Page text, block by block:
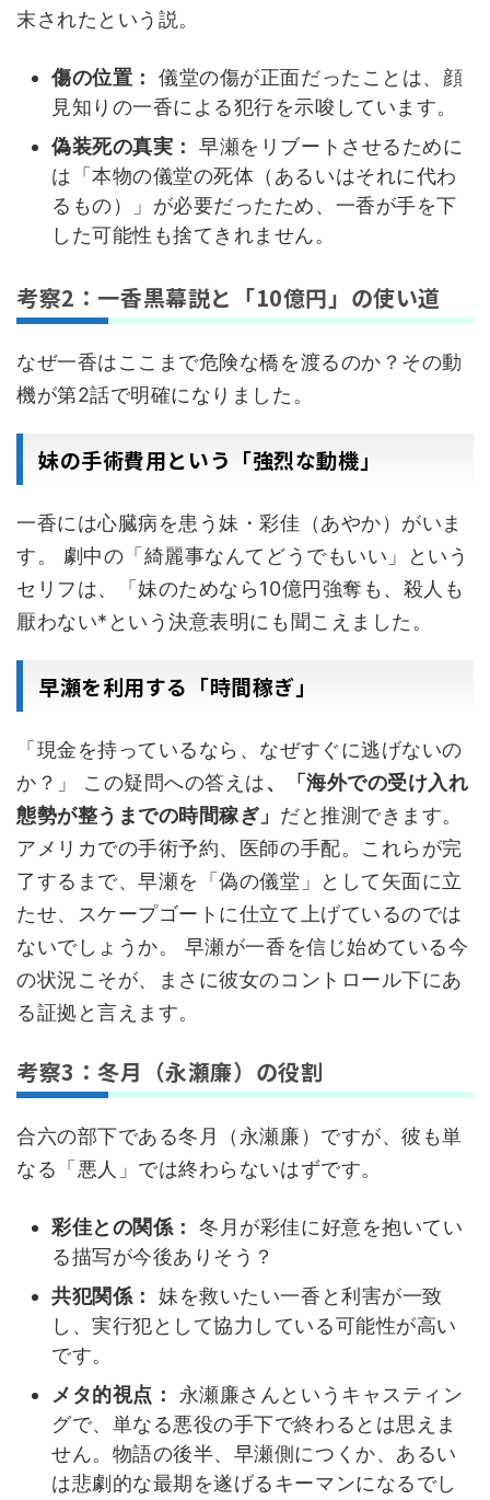
末されたという説。
傷の位置：
儀堂の傷が正面だったことは、顔
見知りの一香による犯行を示唆しています。
偽装死の真実：
早瀬をリブートさせるために
は「本物の儀堂の死体（あるいはそれに代わ
るもの）」が必要だったため、一香が手を下
した可能性も捨てきれません。
考察2：一香黒幕説と「10億円」の使い道
なぜ一香はここまで危険な橋を渡るのか？その動
機が第2話で明確になりました。
妹の手術費用という「強烈な動機」
一香には心臓病を患う妹・彩佳（あやか）がいま
す。 劇中の「綺麗事なんてどうでもいい」という
セリフは、「妹のためなら10億円強奪も、殺人も
厭わない*という決意表明にも聞こえました。
早瀬を利用する「時間稼ぎ」
「現金を持っているなら、なぜすぐに逃げないの
か？」 この疑問への答えは、「海外での受け入れ
態勢が整うまでの時間稼ぎ」 だと推測できます。
アメリカでの手術予約、医師の手配。これらが完
了するまで、早瀬を「偽の儀堂」として矢面に立
たせ、スケープゴートに仕立て上げているのでは
ないでしょうか。 早瀬が一香を信じ始めている今
の状況こそが、まさに彼女のコントロール下にあ
る証拠と言えます。
考察3：冬月（永瀬廉）の役割
合六の部下である冬月（永瀬廉）ですが、彼も単
なる「悪人」では終わらないはずです。
彩佳との関係：
冬月が彩佳に好意を抱いてい
る描写が今後ありそう？
共犯関係：
妹を救いたい一香と利害が一致
し、実行犯として協力している可能性が高い
です。
メタ的視点：
永瀬廉さんというキャスティン
グで、単なる悪役の手下で終わるとは思えま
せん。物語の後半、早瀬側につくか、あるい
は悲劇的な最期を遂げるキーマンになるでし